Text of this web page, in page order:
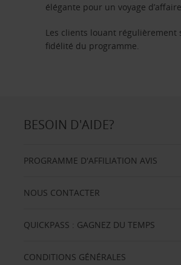
élégante pour un voyage
Les clients louant
fidélité du programme.
BESOIN D'AIDE?
PROGRAMME D'AFFILIATION AVIS
NOUS CONTACTER
QUICKPASS : GAGNEZ DU TEMPS
CONDITIONS GÉNÉRALES